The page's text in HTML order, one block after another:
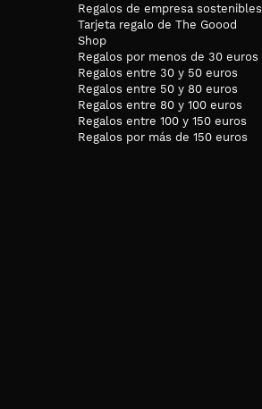
Regalos de empresa sostenibles
Tarjeta regalo de The Goood
Shop
Regalos por menos de 30 euros
Regalos entre 30 y 50 euros
Regalos entre 50 y 80 euros
Regalos entre 80 y 100 euros
Regalos entre 100 y 150 euros
Regalos por más de 150 euros